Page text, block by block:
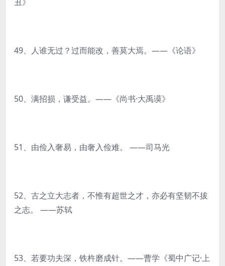
49、人谁无过？过而能改，善莫大焉。——《论语》
50、满招损，谦受益。——《尚书·大禹谟》
51、由俭入奢易，由奢入俭难。 ——司马光
52、古之立大志者，不惟有超世之才，亦必有坚韧不拔
之志。 ——苏轼
53、若要功夫深，铁杵磨成针。——曹学《蜀中广记·上